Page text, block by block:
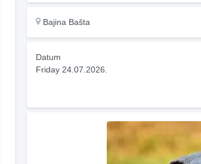
Bajina Bašta
Datum
Friday 24.07.2026.